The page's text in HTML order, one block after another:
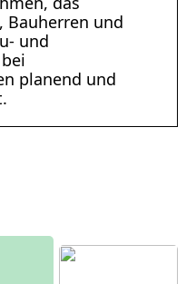
Bauherren und
und
planend und